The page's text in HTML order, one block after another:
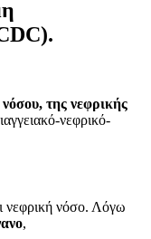
της νεφρικής
νεφρικό-
νεφρική νόσο. Λόγω
,